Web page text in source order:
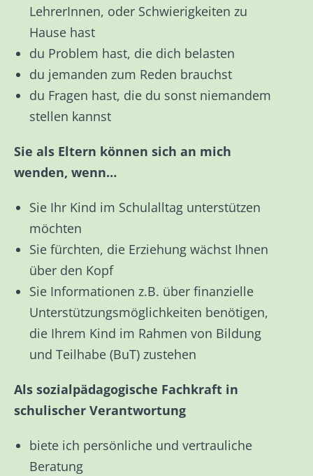
LehrerInnen, oder Schwierigkeiten zu
Hause hast
du Problem hast, die dich belasten
du jemanden zum Reden brauchst
du Fragen hast, die du sonst niemandem
stellen kannst
Sie als Eltern können sich an mich
wenden, wenn…
Sie Ihr Kind im Schulalltag unterstützen
möchten
Sie fürchten, die Erziehung wächst Ihnen
über den Kopf
Sie Informationen z.B. über finanzielle
Unterstützungsmöglichkeiten benötigen,
die Ihrem Kind im Rahmen von Bildung
und Teilhabe (BuT) zustehen
Als sozialpädagogische Fachkraft in
schulischer Verantwortung
biete ich persönliche und vertrauliche
Beratung